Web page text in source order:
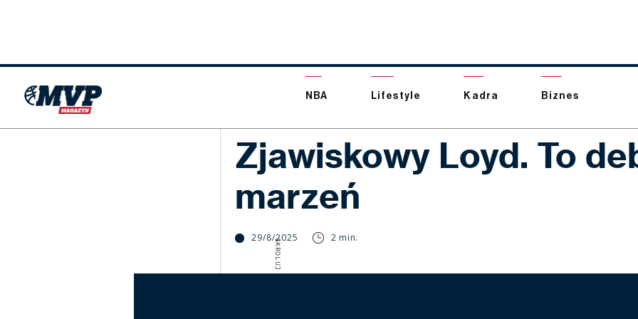
NBA Lifestyle Kadra Biznes
Zjawiskowy Loyd. To
marzeń
29/8/2025 2 min.
SKROLUJ W DÓŁ